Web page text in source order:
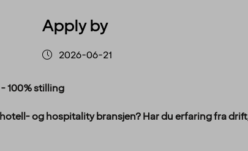
Apply by
2026-06-21
100% stilling
og hospitality bransjen? Har du erfaring fra